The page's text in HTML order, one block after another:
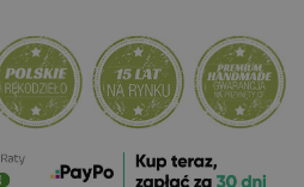
Kup teraz >